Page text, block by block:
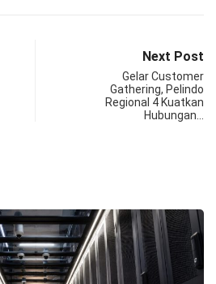
Next Post
Gelar Customer
Gathering, Pelindo
Regional 4 Kuatkan
Hubungan…